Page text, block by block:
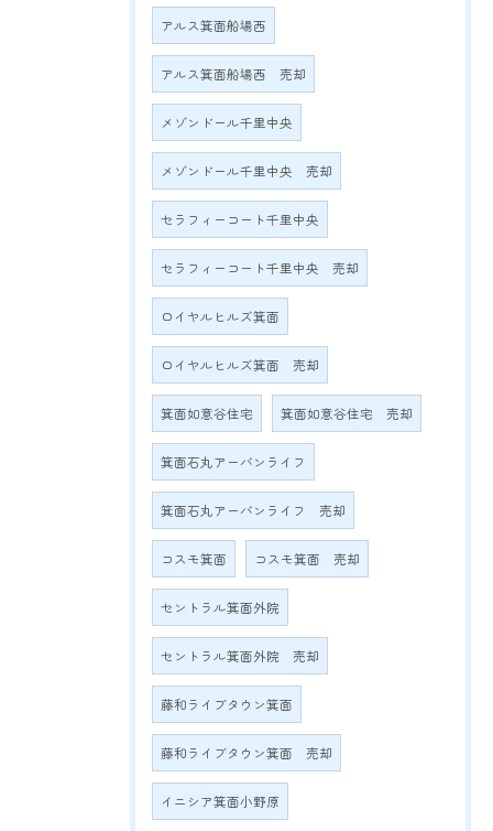
アルス箕面船場西
アルス箕面船場西 売却
メゾンドール千里中央
メゾンドール千里中央 売却
セラフィーコート千里中央
セラフィーコート千里中央 売却
ロイヤルヒルズ箕面
ロイヤルヒルズ箕面 売却
箕面如意谷住宅 箕面如意谷住宅 売却
箕面石丸アーバンライフ
箕面石丸アーバンライフ 売却
コスモ箕面 コスモ箕面 売却
セントラル箕面外院
セントラル箕面外院 売却
藤和ライブタウン箕面
藤和ライブタウン箕面 売却
イニシア箕面小野原